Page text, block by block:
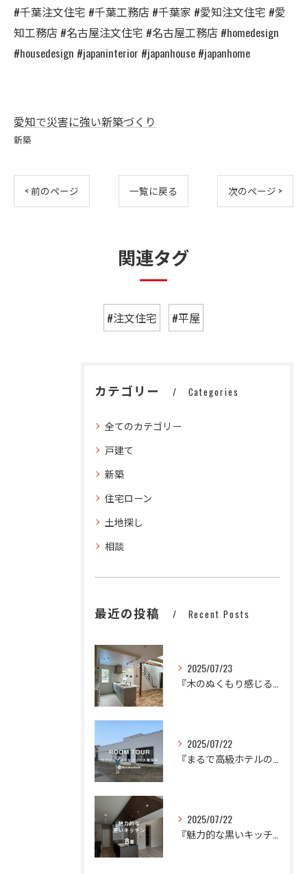
#千葉注文住宅 #千葉工務店 #千葉家 #愛知注文住宅 #愛
知工務店 #名古屋注文住宅 #名古屋工務店 #homedesign
#housedesign #japaninterior #japanhouse #japanhome
愛知で災害に強い新築づくり
新築
< 前のページ 一覧に戻る 次のページ >
関連タグ
#注文住宅 #平屋
カテゴリー Categories
全てのカテゴリー
戸建て
新築
住宅ローン
土地探し
相談
最近の投稿 Recent Posts
2025/07/23
2025/07/22
2025/07/22